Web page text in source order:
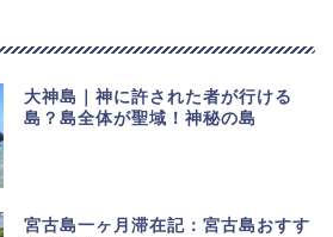
大神島｜神に許された者が行ける
島？島全体が聖域！神秘の島
宮古島一ヶ月滞在記：宮古島おすす